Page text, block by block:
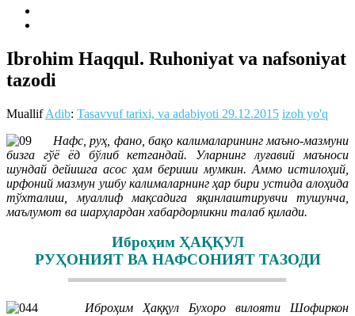
Ibrohim Haqqul. Ruhoniyat va nafsoniyat
tazodi
MuallifAdib: Tasavvuf tarixi, va adabiyoti 29.12.2015 izoh yo'q
Нафс, руҳ, фано, бақо калималарининг маъно-мазмуни
бизга гўё ёд бўлиб кетгандай. Уларнинг луғавий маъноси
шундай дейишга асос ҳам бериши мумкин. Аммо истилоҳий,
ирфоний мазмун ушбу калималарнинг ҳар бири устида алоҳида
тўхталиш, муаллиф мақсадига яқинлаштирувчи тушунча,
маълумот ва шарҳлардан хабардорликни талаб қилади.
Иброҳим ҲАҚҚУЛ
РУҲОНИЯТ ВА НАФСОНИЯТ ТАЗОДИ
Иброҳим Ҳаққул Бухоро вилояти Шофиркон